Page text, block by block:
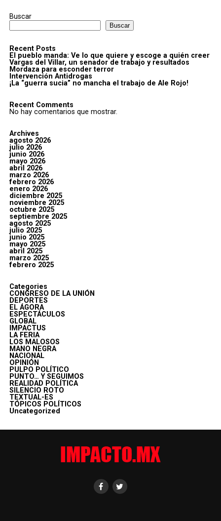
Buscar
Buscar
Recent Posts
El pueblo manda: Ve lo que quiere y escoge a quién creer
Vargas del Villar, un senador de trabajo y resultados
Mordaza para esconder terror
Intervención Antidrogas
¡La “guerra sucia” no mancha el trabajo de Ale Rojo!
Recent Comments
No hay comentarios que mostrar.
Archives
agosto 2026
julio 2026
junio 2026
mayo 2026
abril 2026
marzo 2026
febrero 2026
enero 2026
diciembre 2025
noviembre 2025
octubre 2025
septiembre 2025
agosto 2025
julio 2025
junio 2025
mayo 2025
abril 2025
marzo 2025
febrero 2025
Categories
CONGRESO DE LA UNIÓN
DEPORTES
EL ÁGORA
ESPECTÁCULOS
GLOBAL
IMPACTUS
LA FERIA
LOS MALOSOS
MANO NEGRA
NACIONAL
OPINIÓN
PULPO POLÍTICO
PUNTO… Y SEGUIMOS
REALIDAD POLÍTICA
SILENCIO ROTO
TEXTUAL-ES
TÓPICOS POLÍTICOS
Uncategorized